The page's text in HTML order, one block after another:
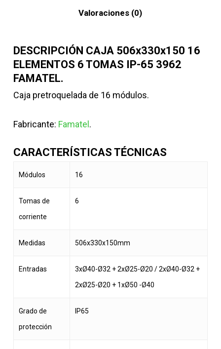
Valoraciones (0)
DESCRIPCIÓN CAJA 506x330x150 16
ELEMENTOS 6 TOMAS IP-65 3962
FAMATEL.
Caja pretroquelada de 16 módulos.
Fabricante: Famatel.
CARACTERÍSTICAS TÉCNICAS
Módulos 16
Tomas de
corriente
6
Medidas 506x330x150mm
Entradas
3xØ40-Ø32 + 2xØ25-Ø20 / 2xØ40-Ø32 +
2xØ25-Ø20 + 1xØ50 -Ø40
Grado de
protección
IP65